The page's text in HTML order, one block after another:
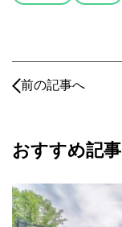
前の記事へ
おすすめ記事